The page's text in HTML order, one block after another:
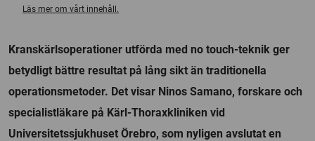
Läs mer om vårt innehåll.
Kranskärlsoperationer utförda med no touch-teknik ger
betydligt bättre resultat på lång sikt än traditionella
operationsmetoder. Det visar Ninos Samano, forskare och
specialistläkare på Kärl-Thoraxkliniken vid
Universitetssjukhuset Örebro, som nyligen avslutat en